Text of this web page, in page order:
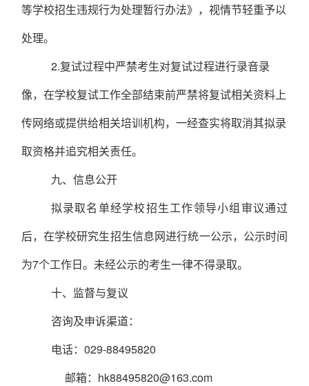
等学校招生违规行为处理暂行办法》，视情节轻重予以
处理。
2.复试过程中严禁考生对复试过程进行录音录
像，在学校复试工作全部结束前严禁将复试相关资料上
传网络或提供给相关培训机构，一经查实将取消其拟录
取资格并追究相关责任。
九、 信息公开
拟录取名单经学校招生工作领导小组审议通过
后，在学校研究生招生信息网进行统一公示，公示时间
为7个工作日。未经公示的考生一律不得录取。
十、
监督与复议
咨询及申诉渠道：
电话： 029-88495820
邮箱： hk88495820@163.com